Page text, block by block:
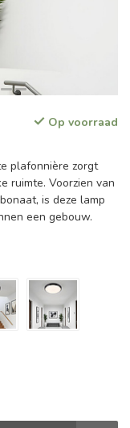
Op voorraad
plafonnière zorgt
ruimte. Voorzien van
is deze lamp
een gebouw.